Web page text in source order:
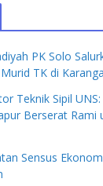
PK Solo
TK di
Teknik Sipil
Berserat Rami
Sensus